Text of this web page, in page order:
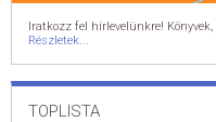
Iratkozz fel hírlevelünkre!
Részletek...
TOPLISTA